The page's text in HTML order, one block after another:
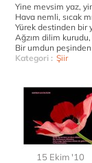
Yine mevsim yaz,
Hava nemli, sıcak
Yürek destinden bir
Ağzım dilim
Bir umdun
Kategori : Şiir
15 Ekim '10